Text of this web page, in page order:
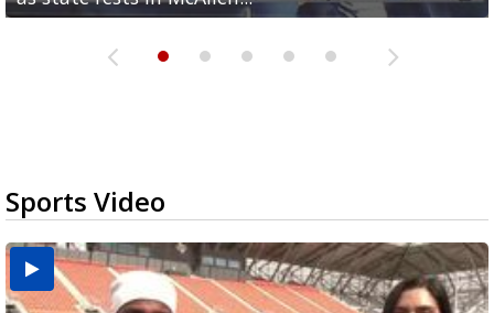
Sports Video